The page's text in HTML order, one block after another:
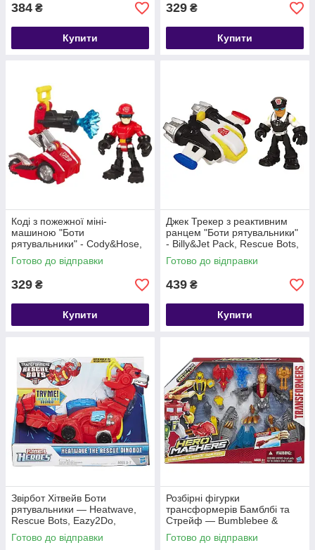
384 ₴
Купити
329 ₴
Купити
Коді з пожежної міні-
машиною "Боти
рятувальники" - Cody&Hose,
Rescue Bots, Hasbro
Готово до відправки
329 ₴
Купити
Джек Трекер з реактивним
ранцем "Боти рятувальники"
- Billy&Jet Pack, Rescue Bots,
Hasbro
Готово до відправки
439 ₴
Купити
Звірбот Хітвейв Боти
рятувальники — Heatwave,
Rescue Bots, Eazy2Do,
Hasbro
Готово до відправки
Розбірні фігурки
трансформерів Бамблбі та
Стрейф — Bumblebee &
Strafe, Transformers Hero
Mashers, Hasbro
Готово до відправки